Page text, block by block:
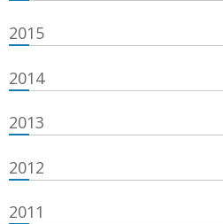
2015
2014
2013
2012
2011